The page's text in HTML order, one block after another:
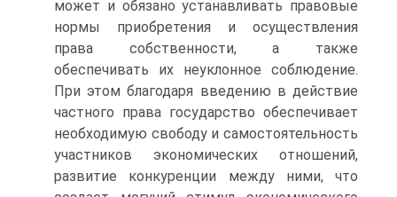
может и обязано устанавливать правовые
нормы приобретения и осуществления
права собственности, а также
обеспечивать их неуклонное соблюдение.
При этом благодаря введению в действие
частного права государство обеспечивает
необходимую свободу и самостоятельность
участников экономических отношений,
развитие конкуренции между ними, что